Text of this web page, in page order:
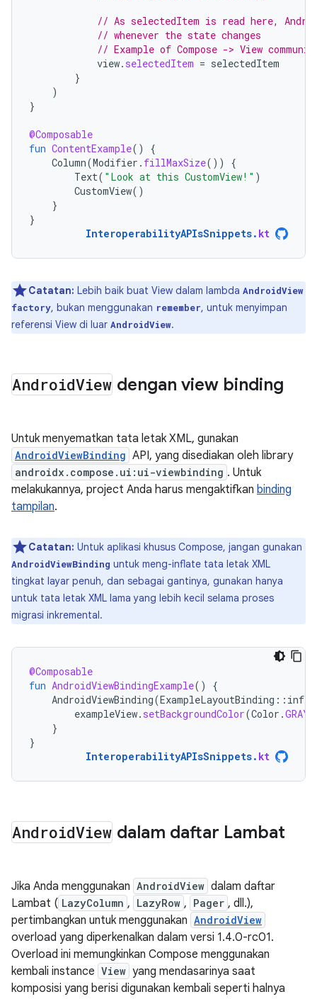
// As selectedItem is read here,
// whenever the state changes
// Example of Compose -> View
view. selectedItem = selectedItem
}
)
}
@Composable
fun ContentExample()
{
Column(Modifier . fillMaxSize())
{
Text( "Look at this CustomView!" )
CustomView()
}
}
InteroperabilityAPIsSnippets. kt
Catatan: Lebih baik buat View dalam lambda AndroidView
factory, bukan menggunakan remember, untuk menyimpan
referensi View di luar AndroidView.
AndroidView dengan view binding
Untuk menyematkan tata letak XML, gunakan
AndroidViewBinding API, yang disediakan oleh library
androidx.compose.ui:ui-viewbinding . Untuk
melakukannya, project Anda harus mengaktifkan binding
tampilan.
Catatan: Untuk aplikasi khusus Compose, jangan gunakan
AndroidViewBinding untuk meng-inflate tata letak XML
tingkat layar penuh, dan sebagai gantinya, gunakan hanya
untuk tata letak XML lama yang lebih kecil selama proses
migrasi inkremental.
@Composable
fun AndroidViewBindingExample()
{
AndroidViewBinding(ExampleLayoutBinding ::
exampleView. setBackgroundColor(Color .GRAY
}
}
InteroperabilityAPIsSnippets. kt
AndroidView dalam daftar Lambat
Jika Anda menggunakan AndroidView dalam daftar
Lambat ( LazyColumn , LazyRow , Pager , dll.),
pertimbangkan untuk menggunakan AndroidView
overload yang diperkenalkan dalam versi 1.4.0-rc01.
Overload ini memungkinkan Compose menggunakan
kembali instance View yang mendasarinya saat
komposisi yang berisi digunakan kembali seperti halnya